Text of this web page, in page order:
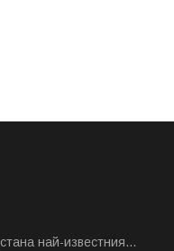
най-известния...